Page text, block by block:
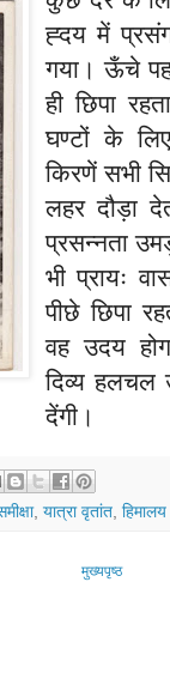
ह्दय में
गया। ऊँचे
ही छिपा
घण्टों के
किरणें सभी
लहर दौड़ा
प्रसन्नता
भी प्रायः
पीछे छिपा
वह उदय
दिव्य हलचल
देंगी।
, यात्रा वृतांत हिमालय
मुख्यपृष्ठ